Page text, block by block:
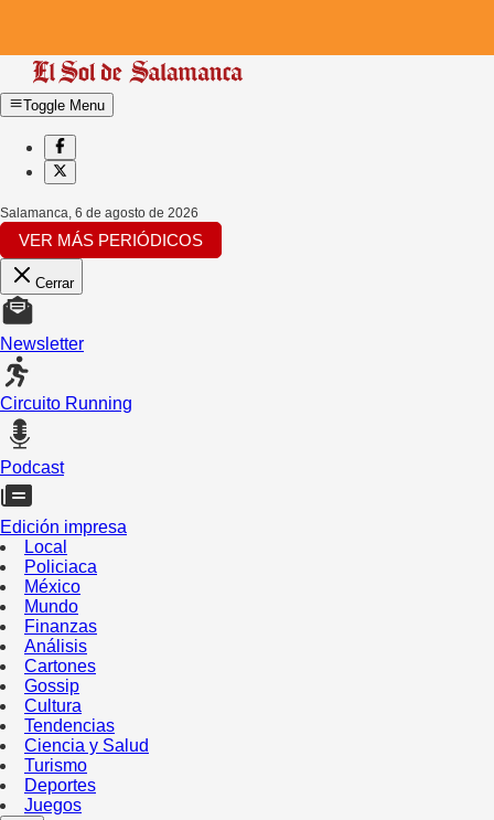
Toggle Menu
Salamanca, 6 de agosto de 2026
VER MÁS PERIÓDICOS
Cerrar
Newsletter
Circuito Running
Podcast
Edición impresa
Local
Policiaca
México
Mundo
Finanzas
Análisis
Cartones
Gossip
Cultura
Tendencias
Ciencia y Salud
Turismo
Deportes
Juegos